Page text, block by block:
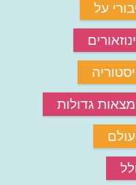
על
גדולות